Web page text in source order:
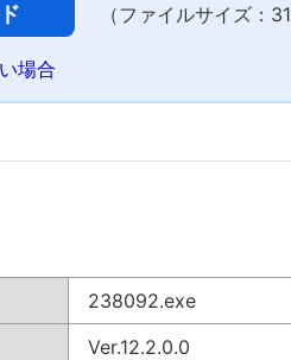
（ファイルサイズ：
場合
238092.exe
Ver.12.2.0.0